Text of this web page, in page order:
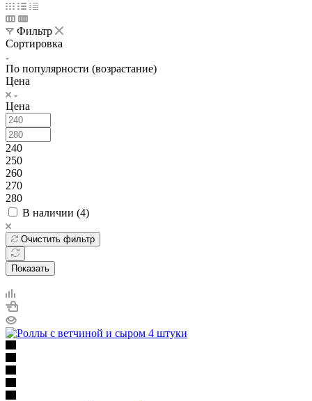
Фильтр
Сортировка
По популярности (возрастание)
Цена
Цена
240
250
260
270
280
В наличии (4)
Очистить фильтр
Показать